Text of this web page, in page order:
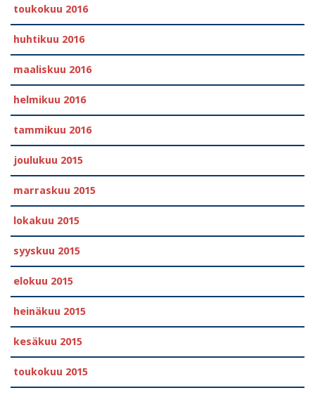
toukokuu 2016
huhtikuu 2016
maaliskuu 2016
helmikuu 2016
tammikuu 2016
joulukuu 2015
marraskuu 2015
lokakuu 2015
syyskuu 2015
elokuu 2015
heinäkuu 2015
kesäkuu 2015
toukokuu 2015